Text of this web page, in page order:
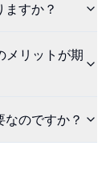
すか？
メリットが期
のですか？